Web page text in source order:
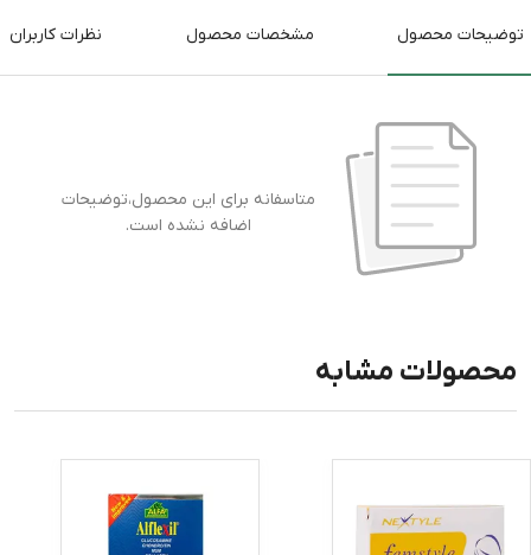
توضیحات محصول مشخصات محصول نظرات کاربران
متاسفانه برای این محصول،توضیحات
اضافه نشده است.
محصولات مشابه